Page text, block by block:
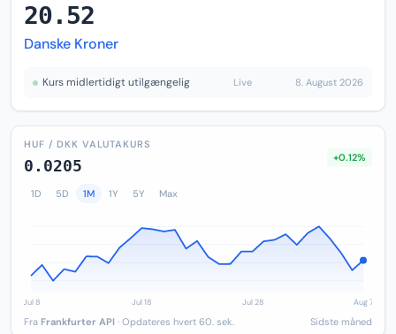
20.52
Danske Kroner
Kurs midlertidigt utilgængelig Live 8. August 2026
HUF / DKK VALUTAKURS
0.0205 +0.12%
1D 5D 1M 1Y 5Y Max
Fra Frankfurter API · Opdateres hvert 60. sek. Sidste måned